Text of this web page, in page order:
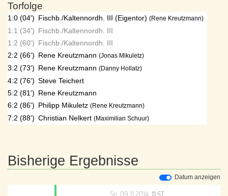
Torfolge
1:0 (04') Fischb./Kaltennordh. III (Eigentor) (Rene Kreutzmann)
1:1 (34') Fischb./Kaltennordh. III
1:2 (60') Fischb./Kaltennordh. III
2:2 (66') Rene Kreutzmann (Jonas Mikuletz)
3:2 (73') Rene Kreutzmann (Danny Hollatz)
4:2 (76') Steve Teichert
5:2 (81') Rene Kreutzmann
6:2 (86') Philipp Mikuletz (Rene Kreutzmann)
7:2 (88') Christian Nelkert (Maximilian Schuur)
Bisherige Ergebnisse
Datum anzeigen